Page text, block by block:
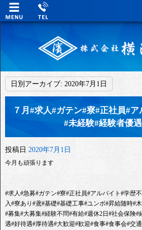
日別アーカイブ:2020年7月1日
７月#求人#ガテン#寮#正社員#
#未経験#経験者優
投稿日 2020年7月1日
今月も頑張ります
#求人#急募#ガテン#寮#正社員#アルバイト#学歴
入#寮あり#鳶#基礎#基礎工事#ユンボ#昇給随時#
#募集#大募集#経験不問#有給#週休2日#社会保険
遇#好待遇#厚待遇#大歓迎#歓迎#食事#食事会#交